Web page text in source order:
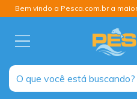
Bem vindo a Pesca.com.br a